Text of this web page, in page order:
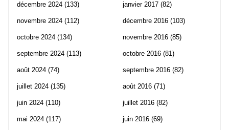
décembre 2024 (133)
novembre 2024 (112)
octobre 2024 (134)
septembre 2024 (113)
août 2024 (74)
juillet 2024 (135)
juin 2024 (110)
mai 2024 (117)
janvier 2017 (82)
décembre 2016 (103)
novembre 2016 (85)
octobre 2016 (81)
septembre 2016 (82)
août 2016 (71)
juillet 2016 (82)
juin 2016 (69)